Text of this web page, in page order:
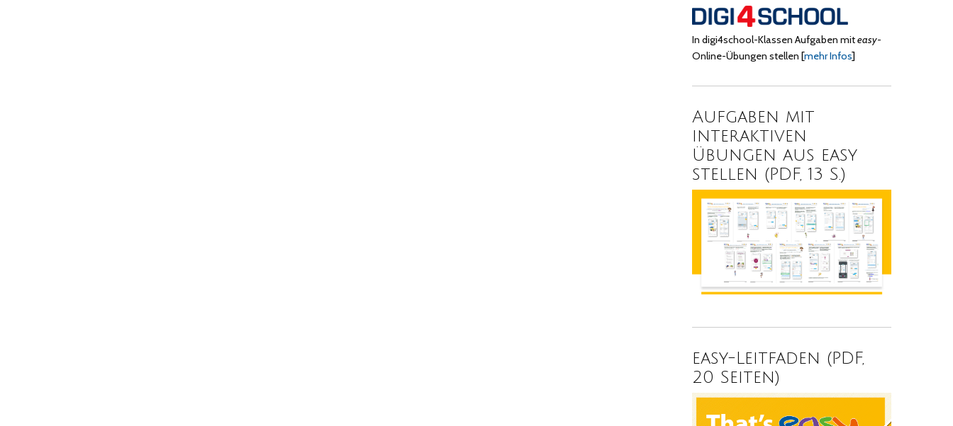
In digi4school-Klassen Aufgaben miteasy-
Online-Übungen stellen[mehr Infos]
Aufgaben mit
interaktiven
Übungen aus easy
stellen (PDF, 13 S.)
easy-Leitfaden (PDF,
20 Seiten)